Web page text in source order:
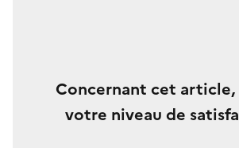
Concernant cet article,
votre niveau de